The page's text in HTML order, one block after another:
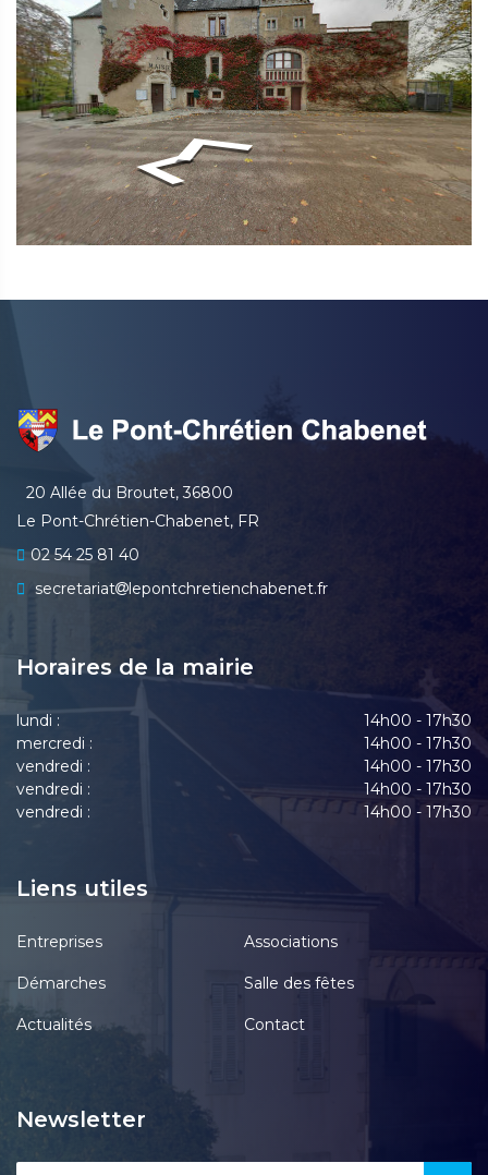
20 Allée du Broutet, 36800
Le Pont-Chrétien-Chabenet, FR
02 54 25 81 40
secretariat
lepontchretienchabenet.fr
Horaires de la mairie
lundi :
14h00 - 17h30
mercredi :
14h00 - 17h30
vendredi :
14h00 - 17h30
vendredi :
14h00 - 17h30
vendredi :
14h00 - 17h30
Liens utiles
Entreprises Associations
Démarches Salle des fêtes
Actualités Contact
Newsletter